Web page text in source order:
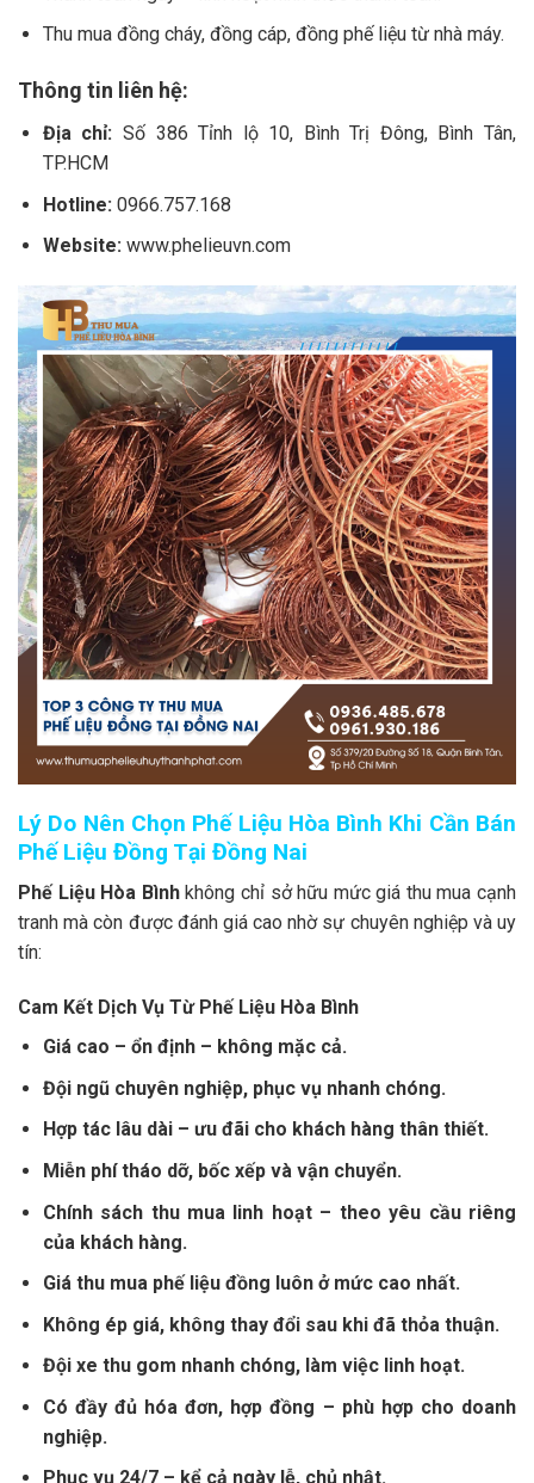
Thu mua đồng cháy, đồng cáp, đồng phế liệu từ nhà máy.
Thông tin liên hệ:
Địa chỉ: Số 386 Tỉnh lộ 10, Bình Trị Đông, Bình Tân,
TP.HCM
Hotline: 0966.757.168
Website:www.phelieuvn.com
Lý Do Nên Chọn Phế Liệu Hòa Bình Khi Cần Bán
Phế Liệu Đồng Tại Đồng Nai
Phế Liệu Hòa Bìnhkhông chỉ sở hữu mức giá thu mua cạnh
tranh mà còn được đánh giá cao nhờ sự chuyên nghiệp và uy
tín:
Cam Kết Dịch Vụ Từ Phế Liệu Hòa Bình
Giá cao – ổn định – không mặc cả.
Đội ngũ chuyên nghiệp, phục vụ nhanh chóng.
Hợp tác lâu dài – ưu đãi cho khách hàng thân thiết.
Miễn phí tháo dỡ, bốc xếp và vận chuyển.
Chính sách thu mua linh hoạt – theo yêu cầu riêng
của khách hàng.
Giá thu mua phế liệu đồng luôn ở mức cao nhất.
Không ép giá, không thay đổi sau khi đã thỏa thuận.
Đội xe thu gom nhanh chóng, làm việc linh hoạt.
Có đầy đủ hóa đơn, hợp đồng – phù hợp cho doanh
nghiệp.
Phục vụ 24/7 – kể cả ngày lễ, chủ nhật.